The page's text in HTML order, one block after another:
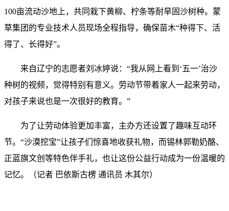
100亩流动沙地上，共同栽下黄柳、柠条等耐旱固沙树种。蒙
草集团的专业技术人员现场全程指导，确保苗木“种得下、活
得了、长得好”。
来自辽宁的志愿者刘冰婷说：“我从网上看到‘五一’治沙
种树的视频，觉得特别有意义。劳动节带着家人一起来劳动，
对孩子来说也是一次很好的教育。”
为了让劳动体验更加丰富，主办方还设置了趣味互动环
节。“沙漠挖宝”让孩子们惊喜地收获礼物，而锡林郭勒奶酪、
正蓝旗文创等特色伴手礼，也让这份公益行动成为一份温暖的
记忆。（记者 巴依斯古楞 通讯员 木其尔）